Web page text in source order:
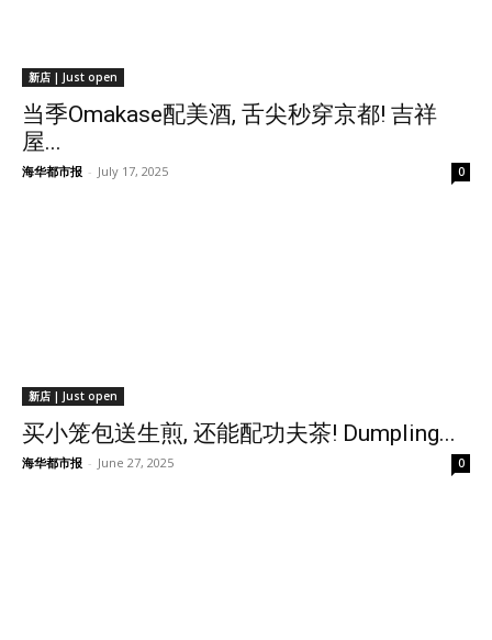
新店 | Just open
当季Omakase配美酒, 舌尖秒穿京都! 吉祥
屋...
海华都市报 - July 17, 2025 0
新店 | Just open
买小笼包送生煎, 还能配功夫茶! Dumpling...
海华都市报 - June 27, 2025 0